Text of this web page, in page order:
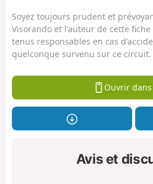
Soyez toujours prudent et
Visorando et l'auteur de cette
tenus responsables en cas
quelconque survenu sur ce circuit.
Ouvrir
Avis et